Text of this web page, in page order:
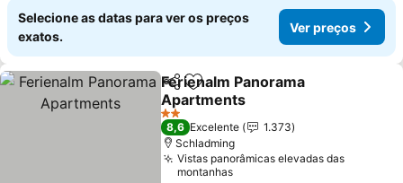
Selecione as datas para ver os preços
exatos.
Ver preços
PartilharAdicionar aos favoritos
Ferienalm Panorama
Apartments
2 Estrelas
8,6 Excelente
1.373
Schladming
Vistas panorâmicas elevadas das
montanhas